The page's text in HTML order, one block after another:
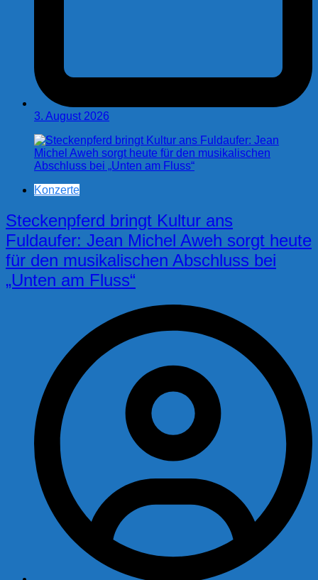
3. August 2026
Konzerte
Steckenpferd bringt Kultur ans
Fuldaufer: Jean Michel Aweh sorgt heute
für den musikalischen Abschluss bei
„Unten am Fluss“